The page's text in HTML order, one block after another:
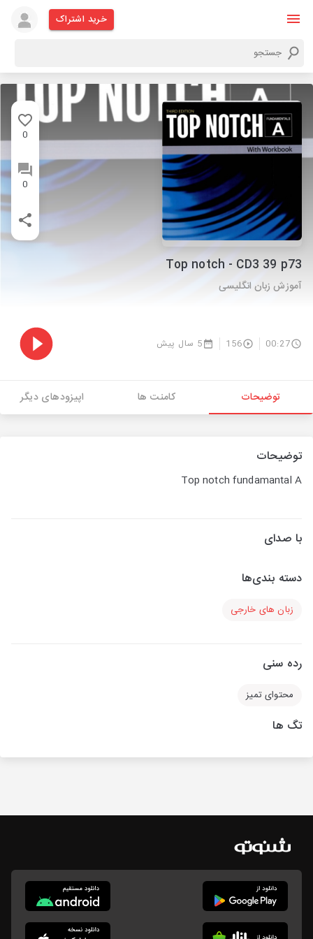
خرید اشتراک
0
0
Top notch - CD3 39 p73
آموزش زبان انگلیسی
00:27
156 5 سال پیش
توضیحات کامنت ها اپیزودهای دیگر
توضیحات
Top notch fundamantal A
با صدای
دسته بندی‌ها
زبان های خارجی
رده سنی
محتوای تمیز
تگ ها